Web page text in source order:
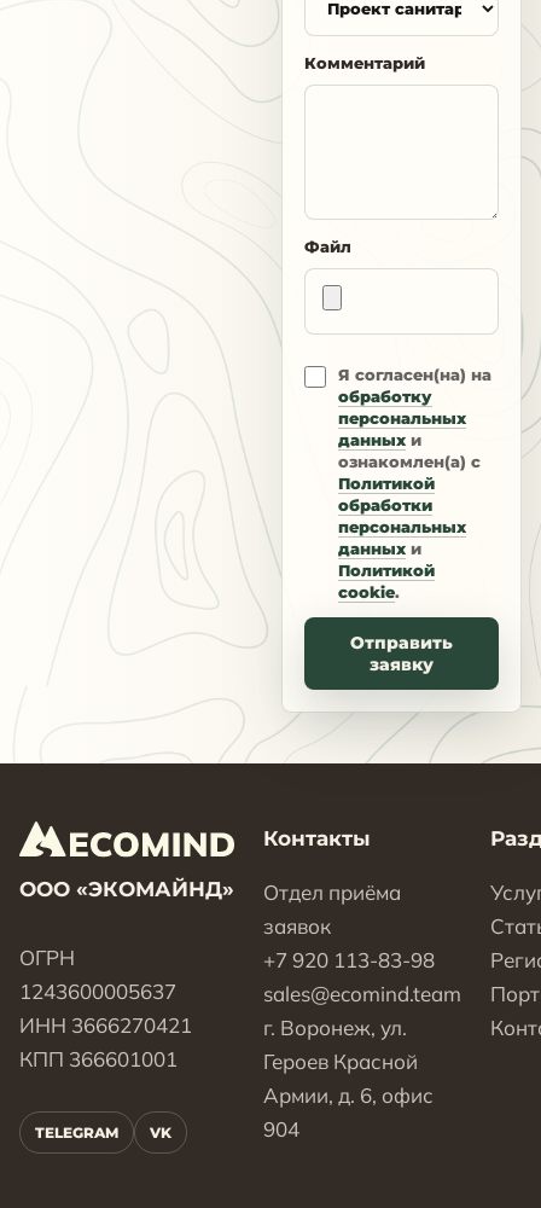
Комментарий
Файл
Я согласен(на) на
обработку
персональных
данных и
ознакомлен(а) с
Политикой
обработки
персональных
данных и
Политикой
cookie.
Отправить
заявку
ООО «ЭКОМАЙНД»
ОГРН
1243600005637
ИНН 3666270421
КПП 366601001
TELEGRAM VK
Контакты
Отдел приёма
заявок
+7 920 113-83-98
sales@ecomind.team
г. Воронеж, ул.
Героев Красной
Армии, д. 6, офис
904